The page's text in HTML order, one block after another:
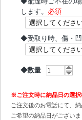
します。 必須
◆受取り時、傷・
◆数量
※ご注文時に納品日の選
ご注文後のお電話にて、
ご希望の納品日がござい